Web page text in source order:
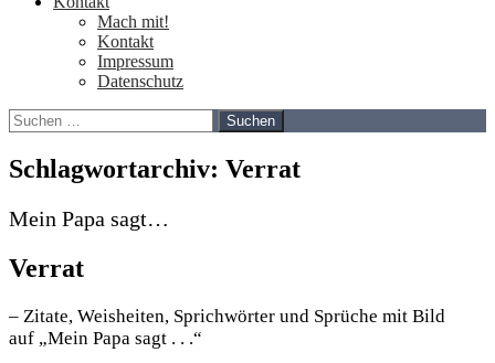
Mach mit!
Kontakt
Impressum
Datenschutz
Suchen
nach:
Schlagwortarchiv: Verrat
Mein Papa sagt…
Verrat
– Zitate, Weisheiten, Sprichwörter und Sprüche mit Bild
auf „Mein Papa sagt . . .“